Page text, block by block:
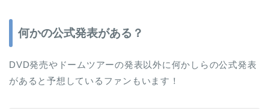
何かの公式発表がある？
DVD発売やドームツアーの発表以外に何かしらの公式発表
があると予想しているファンもいます！